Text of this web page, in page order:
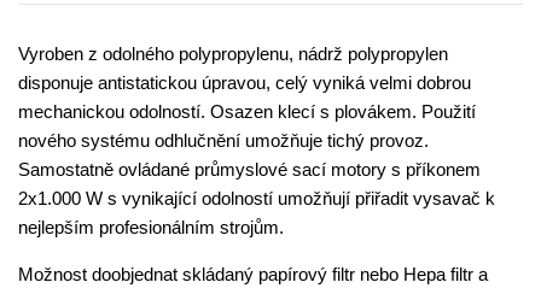
Vyroben z odolného polypropylenu, nádrž polypropylen
disponuje antistatickou úpravou, celý vyniká velmi dobrou
mechanickou odolností. Osazen klecí s plovákem. Použití
nového systému odhlučnění umožňuje tichý provoz.
Samostatně ovládané průmyslové sací motory s příkonem
2x1.000 W s vynikající odolností umožňují přiřadit vysavač k
nejlepším profesionálním strojům.
Možnost doobjednat skládaný papírový filtr nebo Hepa filtr a